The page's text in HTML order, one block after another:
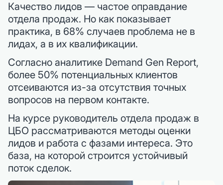
Качество лидов — частое оправдание
отдела продаж. Но как показывает
практика, в 68% случаев проблема не в
лидах, а в их квалификации.
Согласно аналитике Demand Gen Report,
более 50% потенциальных клиентов
отсеиваются из-за отсутствия точных
вопросов на первом контакте.
На курсе руководитель отдела продаж в
ЦБО рассматриваются методы оценки
лидов и работа с фазами интереса. Это
база, на которой строится устойчивый
поток сделок.